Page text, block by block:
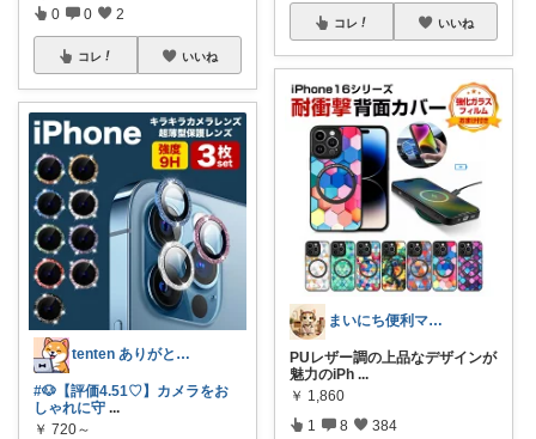
0 0 2
コレ いいね
tenten ありがとうございます。😃
#🐶【評価4.51♡】カメラをお
しゃれに守 ...
￥ 720～
コレ いいね
まいにち便利マーケット
PUレザー調の上品なデザインが
魅力のiPh ...
￥ 1,860
1 8 384